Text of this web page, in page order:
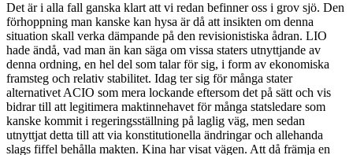
Det är i alla fall ganska klart att vi redan befinner oss i grov sjö. Den
förhoppning man kanske kan hysa är då att insikten om denna
situation skall verka dämpande på den revisionistiska ådran. LIO
hade ändå, vad man än kan säga om vissa staters utnyttjande av
denna ordning, en hel del som talar för sig, i form av ekonomiska
framsteg och relativ stabilitet. Idag ter sig för många stater
alternativet ACIO som mera lockande eftersom det på sätt och vis
bidrar till att legitimera maktinnehavet för många statsledare som
kanske kommit i regeringsställning på laglig väg, men sedan
utnyttjat detta till att via konstitutionella ändringar och allehanda
slags fiffel behålla makten. Kina har visat vägen. Att då främja en